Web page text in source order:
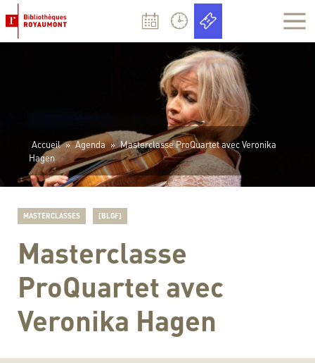
Accueil » Agenda » Masterclasse ProQuartet avec Veronika
Hagen
MASTERCLASSES [BLGF]
Masterclasse
ProQuartet avec
Veronika Hagen
Panneau de gestion des cookies